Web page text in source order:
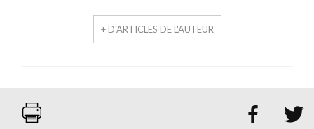
+ D'ARTICLES DE L'AUTEUR
 